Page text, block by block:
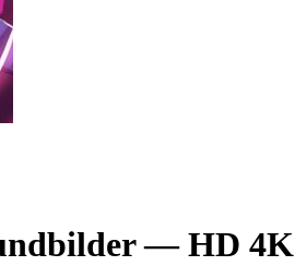
— HD 4K